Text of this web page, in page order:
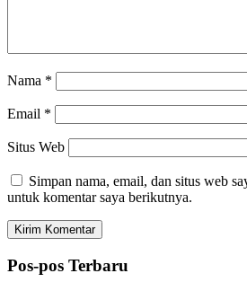
Nama *
Email *
Situs Web
Simpan nama, email, dan situs web
untuk komentar saya berikutnya.
Pos-pos Terbaru